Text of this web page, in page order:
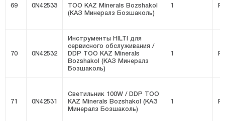
69 0N42533
ТОО KAZ Minerals Bozshakol
(КАЗ Минералз Бозшаколь)
1
70 0N42532
Инструменты HILTI для
сервисного обслуживания /
DDP ТОО KAZ Minerals
Bozshakol (КАЗ Минералз
Бозшаколь)
1
71 0N42531
Светильник 100W / DDP ТОО
KAZ Minerals Bozshakol (КАЗ
Минералз Бозшаколь)
1